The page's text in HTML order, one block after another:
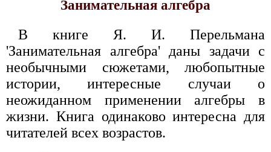
Занимательная алгебра
В книге Я. И. Перельмана
'Занимательная алгебра' даны задачи с
необычными сюжетами, любопытные
истории, интересные случаи о
неожиданном применении алгебры в
жизни. Книга одинаково интересна для
читателей всех возрастов.